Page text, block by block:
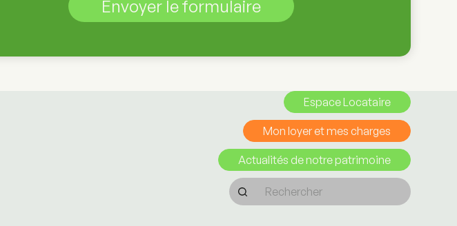
Espace Locataire
Mon loyer et mes charges
Actualités de notre patrimoine